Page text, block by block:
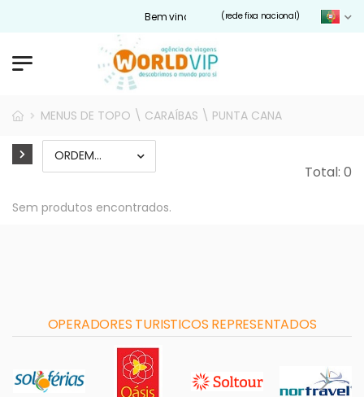
Bem vindos ao nosso site Worldvip.pt
(rede fixa nacional)
MENUS DE TOPO \ CARAÍBAS \ PUNTA CANA
Total: 0
Sem produtos encontrados.
OPERADORES TURISTICOS REPRESENTADOS